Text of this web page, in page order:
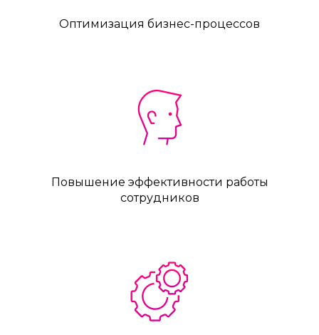
Оптимизация бизнес-процессов
Повышение эффективности работы
сотрудников